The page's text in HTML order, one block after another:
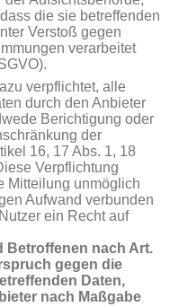
die sie betreffenden
Verstoß gegen
verarbeitet
verpflichtet, alle
durch den Anbieter
Berichtigung oder
der
16, 17 Abs. 1, 18
Verpflichtung
Mitteilung unmöglich
Aufwand verbunden
ein Recht auf
Betroffenen nach Art.
gegen die
Daten,
nach Maßgabe